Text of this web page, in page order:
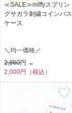
≪SALE≫miffyスプリン
グサガラ刺繍コインパス
ケース
＼均一価格／
2,860円 →
2,000円（税込）